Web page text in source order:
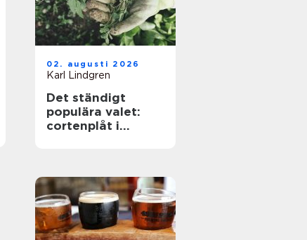
02. augusti 2026
Karl Lindgren
Det ständigt
populära valet:
cortenplåt i